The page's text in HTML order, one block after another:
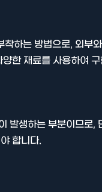
하는 방법으로, 외부
한 재료를 사용하여 구
발생하는 부분이므로,
합니다.